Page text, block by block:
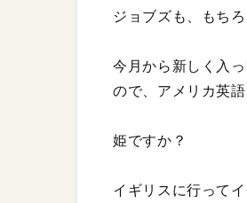
ジョブズも、もち
今月から新しく入
ので、アメリカ英
姫ですか？
イギリスに行って